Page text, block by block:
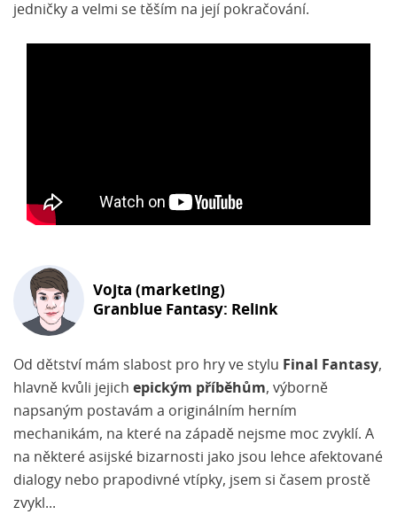
jedničky a velmi se těším na její pokračování.
Vojta (marketing)
Granblue Fantasy: Relink
Od dětství mám slabost pro hry ve stylu Final Fantasy,
hlavně kvůli jejich epickým příběhům, výborně
napsaným postavám a originálním herním
mechanikám, na které na západě nejsme moc zvyklí. A
na některé asijské bizarnosti jako jsou lehce afektované
dialogy nebo prapodivné vtípky, jsem si časem prostě
zvykl...